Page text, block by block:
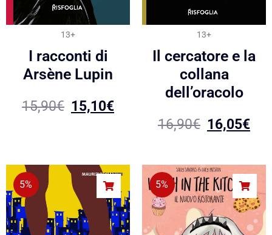
13+
I racconti di
Arsène Lupin
15,90€ 15,10€
13+
Il cercatore e la
collana
dell’oracolo
16,90€ 16,05€
5% 5%